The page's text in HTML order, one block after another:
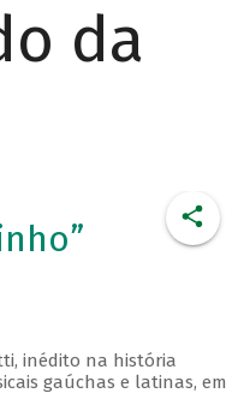
da
inédito na história
gaúchas e latinas, em